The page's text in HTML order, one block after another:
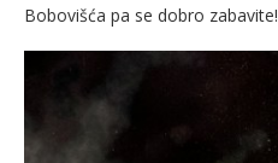
Bobovišća pa se dobro zabavite!